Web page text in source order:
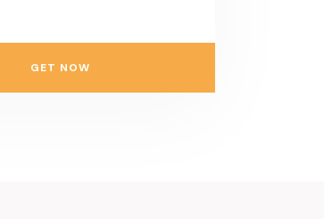
GET NOW